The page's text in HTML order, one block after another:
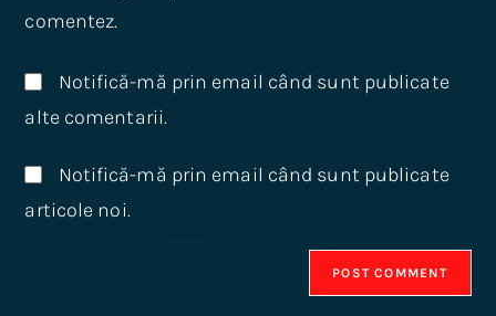
comentez.
Notifică-mă prin email când sunt publicate
alte comentarii.
Notifică-mă prin email când sunt publicate
articole noi.